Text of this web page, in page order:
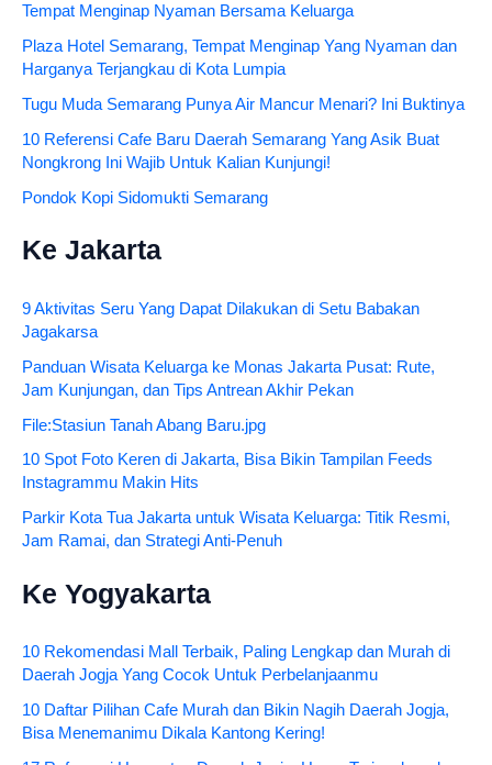
Tempat Menginap Nyaman Bersama Keluarga
Plaza Hotel Semarang, Tempat Menginap Yang Nyaman dan
Harganya Terjangkau di Kota Lumpia
Tugu Muda Semarang Punya Air Mancur Menari? Ini Buktinya
10 Referensi Cafe Baru Daerah Semarang Yang Asik Buat
Nongkrong Ini Wajib Untuk Kalian Kunjungi!
Pondok Kopi Sidomukti Semarang
Ke Jakarta
9 Aktivitas Seru Yang Dapat Dilakukan di Setu Babakan
Jagakarsa
Panduan Wisata Keluarga ke Monas Jakarta Pusat: Rute,
Jam Kunjungan, dan Tips Antrean Akhir Pekan
File:Stasiun Tanah Abang Baru.jpg
10 Spot Foto Keren di Jakarta, Bisa Bikin Tampilan Feeds
Instagrammu Makin Hits
Parkir Kota Tua Jakarta untuk Wisata Keluarga: Titik Resmi,
Jam Ramai, dan Strategi Anti-Penuh
Ke Yogyakarta
10 Rekomendasi Mall Terbaik, Paling Lengkap dan Murah di
Daerah Jogja Yang Cocok Untuk Perbelanjaanmu
10 Daftar Pilihan Cafe Murah dan Bikin Nagih Daerah Jogja,
Bisa Menemanimu Dikala Kantong Kering!